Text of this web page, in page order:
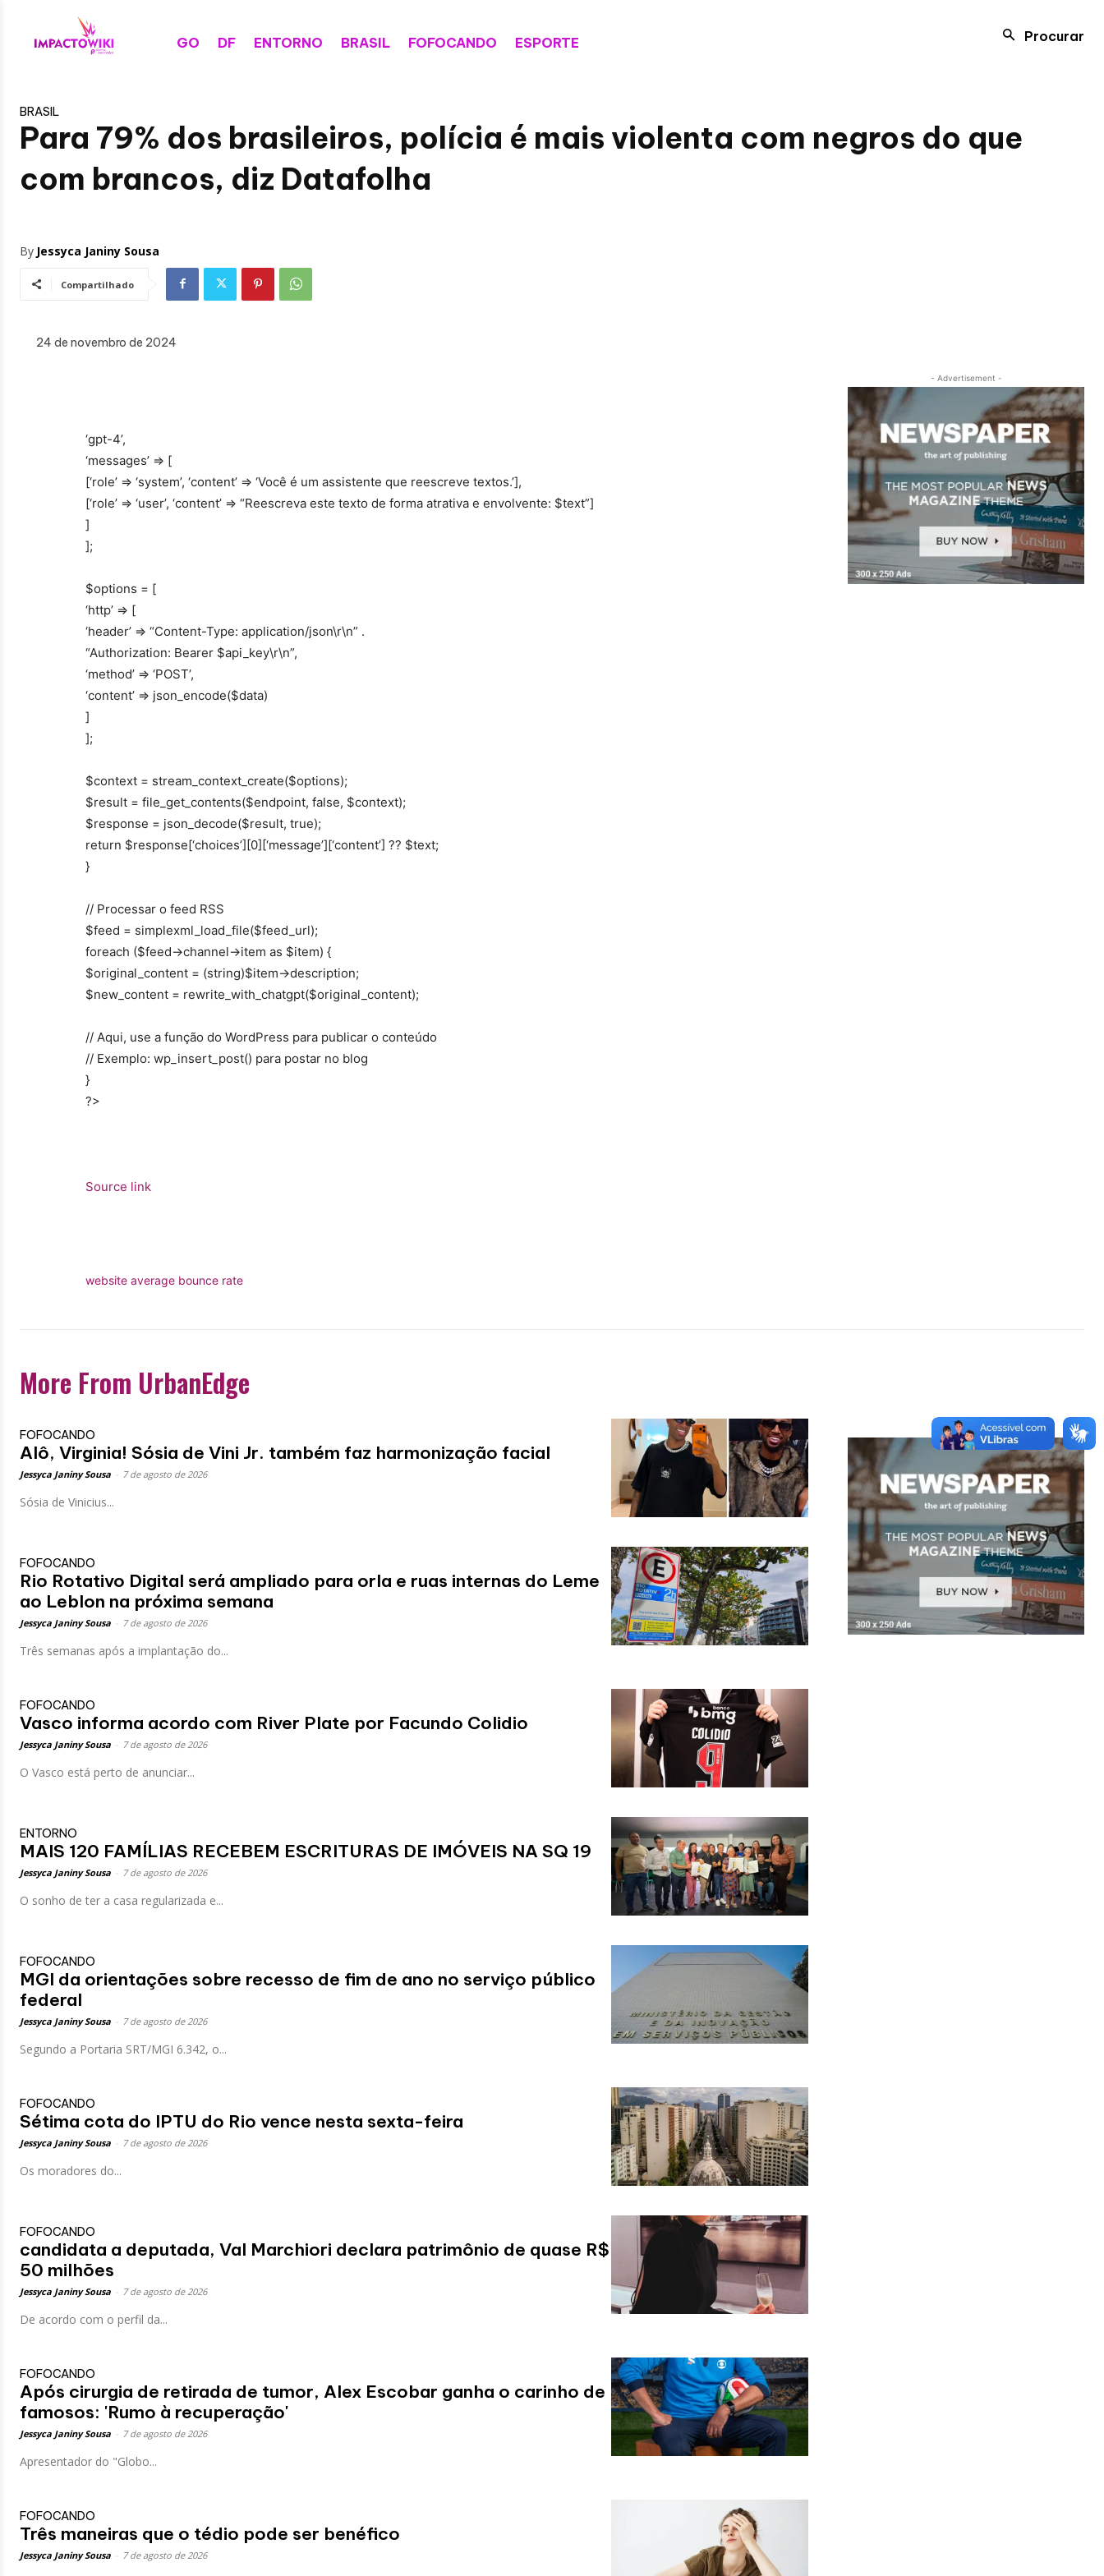
GO DF ENTORNO BRASIL FOFOCANDO ESPORTE Procurar
BRASIL
Para 79% dos brasileiros, polícia é mais violenta com negros do que
com brancos, diz Datafolha
By Jessyca Janiny Sousa
Compartilhado
24 de novembro de 2024
‘gpt-4’,
‘messages’ => [
[‘role’ => ‘system’, ‘content’ => ‘Você é um assistente que reescreve textos.’],
[‘role’ => ‘user’, ‘content’ => “Reescreva este texto de forma atrativa e envolvente: $text”]
]
];
$options = [
‘http’ => [
‘header’ => “Content-Type: application/json\r\n” .
“Authorization: Bearer $api_key\r\n”,
‘method’ => ‘POST’,
‘content’ => json_encode($data)
]
];
$context = stream_context_create($options);
$result = file_get_contents($endpoint, false, $context);
$response = json_decode($result, true);
return $response[‘choices’][0][‘message’][‘content’] ?? $text;
}
// Processar o feed RSS
$feed = simplexml_load_file($feed_url);
foreach ($feed->channel->item as $item) {
$original_content = (string)$item->description;
$new_content = rewrite_with_chatgpt($original_content);
// Aqui, use a função do WordPress para publicar o conteúdo
// Exemplo: wp_insert_post() para postar no blog
}
?>
Source link
website average bounce rate
- Advertisement -
More From UrbanEdge
FOFOCANDO
Alô, Virginia! Sósia de Vini Jr. também faz harmonização facial
Jessyca Janiny Sousa 7 de agosto de 2026
Sósia de Vinicius...
FOFOCANDO
Rio Rotativo Digital será ampliado para orla e ruas internas do Leme
ao Leblon na próxima semana
Jessyca Janiny Sousa 7 de agosto de 2026
Três semanas após a implantação do...
FOFOCANDO
Vasco informa acordo com River Plate por Facundo Colidio
Jessyca Janiny Sousa 7 de agosto de 2026
O Vasco está perto de anunciar...
ENTORNO
MAIS 120 FAMÍLIAS RECEBEM ESCRITURAS DE IMÓVEIS NA SQ 19
Jessyca Janiny Sousa 7 de agosto de 2026
O sonho de ter a casa regularizada e...
FOFOCANDO
MGI da orientações sobre recesso de fim de ano no serviço público
federal
Jessyca Janiny Sousa 7 de agosto de 2026
Segundo a Portaria SRT/MGI 6.342, o...
FOFOCANDO
Sétima cota do IPTU do Rio vence nesta sexta-feira
Jessyca Janiny Sousa 7 de agosto de 2026
Os moradores do...
FOFOCANDO
candidata a deputada, Val Marchiori declara patrimônio de quase R$
50 milhões
Jessyca Janiny Sousa 7 de agosto de 2026
De acordo com o perfil da...
FOFOCANDO
Após cirurgia de retirada de tumor, Alex Escobar ganha o carinho de
famosos: 'Rumo à recuperação'
Jessyca Janiny Sousa 7 de agosto de 2026
Apresentador do "Globo...
FOFOCANDO
Três maneiras que o tédio pode ser benéfico
Jessyca Janiny Sousa 7 de agosto de 2026
- Advertisement -